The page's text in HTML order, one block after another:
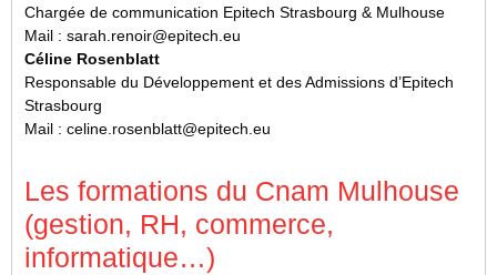
Chargée de communication Epitech Strasbourg & Mulhouse
Mail : sarah.renoir@epitech.eu
Céline Rosenblatt
Responsable du Développement et des Admissions d’Epitech
Strasbourg
Mail : celine.rosenblatt@epitech.eu
Les formations du Cnam Mulhouse
(gestion, RH, commerce,
informatique…)